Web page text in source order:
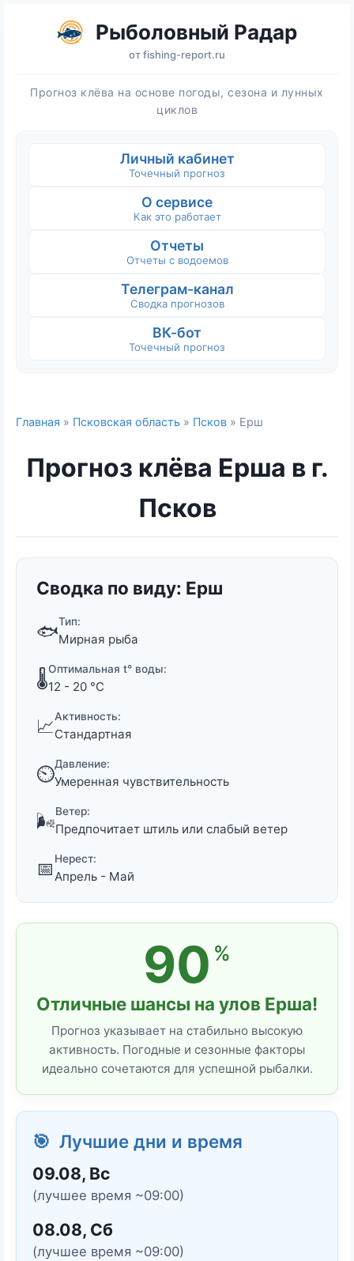
Рыболовный Радар
отfishing-report.ru
Прогноз клёва на основе погоды, сезона и лунных
циклов
Личный кабинет
Точечный прогноз
О сервисе
Как это работает
Отчеты
Отчеты с водоемов
Телеграм-канал
Сводка прогнозов
ВК-бот
Точечный прогноз
Главная » Псковская область » Псков » Ерш
Прогноз клёва Ерша в г.
Псков
Сводка по виду: Ерш
🐟Тип:
Мирная рыба
🌡️Оптимальная t° воды:
12 - 20 °C
📈Активность:
Стандартная
⏲️Давление:
Умеренная чувствительность
🌬️Ветер:
Предпочитает штиль или слабый ветер
📅 Нерест:
Апрель - Май
90 %
Отличные шансы на улов Ерша!
Прогноз указывает на стабильно высокую
активность. Погодные и сезонные факторы
идеально сочетаются для успешной рыбалки.
🎯 Лучшие дни и время
09.08, Вс
(лучшее время ~09:00)
08.08, Сб
(лучшее время ~09:00)